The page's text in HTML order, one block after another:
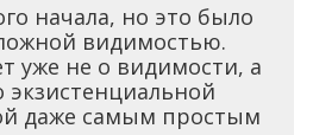
начала, но это было
видимостью.
уже не о видимости, а
экзистенциальной
даже самым простым